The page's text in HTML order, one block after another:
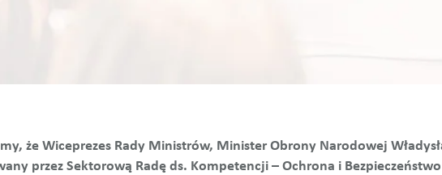
że Wiceprezes Rady Ministrów, Minister Obrony Narodowej
przez Sektorową Radę ds. Kompetencji – Ochrona i